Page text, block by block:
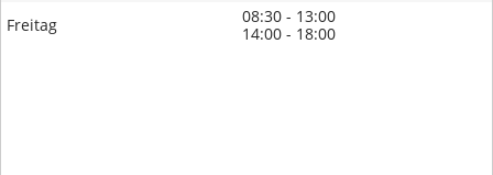
Freitag
08:30 - 13:00
14:00 - 18:00